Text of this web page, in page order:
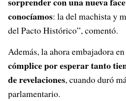
conocíamos: la del machista y
del Pacto Histórico”, comentó.
Además, la ahora embajadora
cómplice por esperar tanto
de revelaciones, cuando duró
parlamentario.